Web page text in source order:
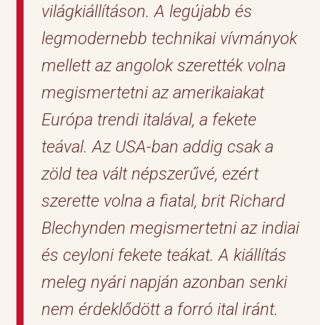
világkiállításon. A legújabb és
legmodernebb technikai vívmányok
mellett az angolok szerették volna
megismertetni az amerikaiakat
Európa trendi italával, a fekete
teával. Az USA-ban addig csak a
zöld tea vált népszerűvé, ezért
szerette volna a fiatal, brit Richard
Blechynden megismertetni az indiai
és ceyloni fekete teákat. A kiállítás
meleg nyári napján azonban senki
nem érdeklődött a forró ital iránt.